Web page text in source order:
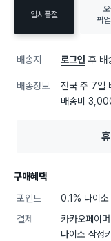
일시품절
픽
배송지 로그인 후 배
배송정보 전국 주 7일
배송비
구매혜택
포인트
0.1% 다이소
결제
카카오페이
다이소 삼성